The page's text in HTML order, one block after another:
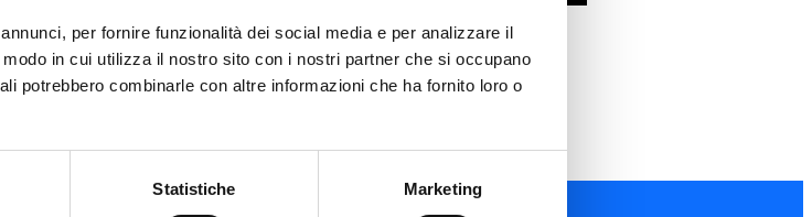
per fornire funzionalità dei social media e per analizzare il
in cui utilizza il nostro sito con i nostri partner che si occupano
potrebbero combinarle con altre informazioni che ha fornito loro o
Statistiche Marketing
per Puccini